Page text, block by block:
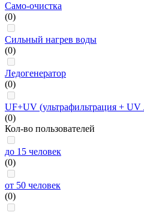
Само-очистка
(0)
Сильный нагрев воды
(0)
Ледогенератор
(0)
UF+UV (ультрафильтрация + UV
(0)
Кол-во пользователей
до 15 человек
(0)
от 50 человек
(0)